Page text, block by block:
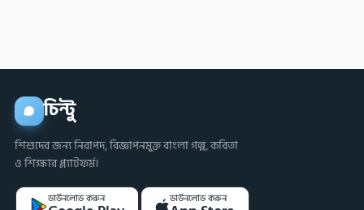
চিন্টু
শিশুদের জন্য নিরাপদ, বিজ্ঞাপনমুক্ত বাংলা গল্প, কবিতা
ও শিক্ষার প্ল্যাটফর্ম।
ডাউনলোড করুন ডাউনলোড করুন